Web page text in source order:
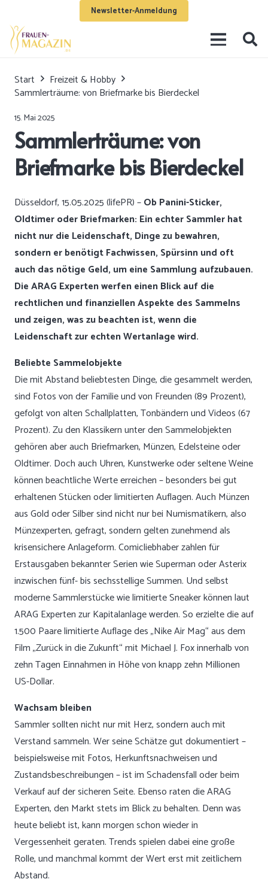
Newsletter-Anmeldung
Start
Freizeit & Hobby
Sammlerträume: von Briefmarke bis Bierdeckel
15. Mai 2025
Sammlerträume: von
Briefmarke bis Bierdeckel
Düsseldorf, 15.05.2025 (lifePR) –Ob Panini-Sticker,
Oldtimer oder Briefmarken: Ein echter Sammler hat
nicht nur die Leidenschaft, Dinge zu bewahren,
sondern er benötigt Fachwissen, Spürsinn und oft
auch das nötige Geld, um eine Sammlung aufzubauen.
Die ARAG Experten werfen einen Blick auf die
rechtlichen und finanziellen Aspekte des Sammelns
und zeigen, was zu beachten ist, wenn die
Leidenschaft zur echten Wertanlage wird.
Beliebte Sammelobjekte
Die mit Abstandbeliebtesten Dinge, die gesammelt werden,
sind Fotos von der Familie und von Freunden (89 Prozent),
gefolgt von alten Schallplatten, Tonbändern und Videos (67
Prozent). Zu den Klassikern unter den Sammelobjekten
gehören aber auch Briefmarken, Münzen, Edelsteine oder
Oldtimer. Doch auch Uhren, Kunstwerke oder seltene Weine
können beachtliche Werte erreichen – besonders bei gut
erhaltenen Stücken oder limitierten Auflagen. Auch Münzen
aus Gold oder Silber sind nicht nur bei Numismatikern, also
Münzexperten, gefragt, sondern gelten zunehmend als
krisensichere Anlageform. Comicliebhaber zahlen für
Erstausgaben bekannter Serien wie Superman oder Asterix
inzwischen fünf- bis sechsstellige Summen. Und selbst
moderne Sammlerstücke wie limitierte Sneaker können laut
ARAG Experten zur Kapitalanlage werden. So erzielte die auf
1.500 Paare limitierte Auflage des„Nike Air Mag“aus dem
Film „Zurück in die Zukunft“ mit Michael J. Fox innerhalb von
zehn Tagen Einnahmen in Höhe von knapp zehn Millionen
US-Dollar.
Wachsam bleiben
Sammler sollten nicht nur mit Herz, sondern auch mit
Verstand sammeln. Wer seine Schätze gut dokumentiert –
beispielsweise mit Fotos, Herkunftsnachweisen und
Zustandsbeschreibungen – ist im Schadensfall oder beim
Verkauf auf der sicheren Seite. Ebenso raten die ARAG
Experten, den Markt stets im Blick zu behalten. Denn was
heute beliebt ist, kann morgen schon wieder in
Vergessenheit geraten. Trends spielen dabei eine große
Rolle, und manchmal kommt der Wert erst mit zeitlichem
Abstand.